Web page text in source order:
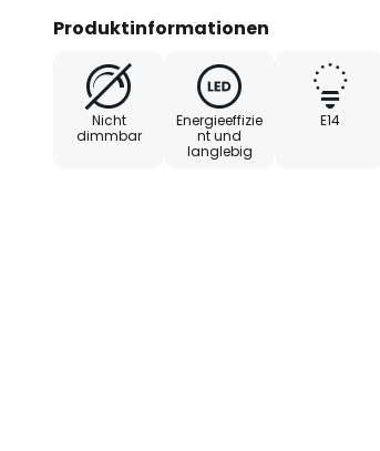
Produktinformationen
Nicht
dimmbar
Energieeffizie
nt und
langlebig
E14